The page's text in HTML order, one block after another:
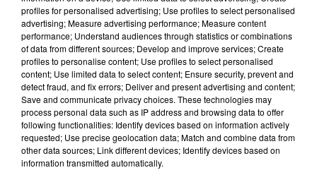
profiles for personalised advertising; Use profiles to select personalised
advertising; Measure advertising performance; Measure content
performance; Understand audiences through statistics or combinations
of data from different sources; Develop and improve services; Create
profiles to personalise content; Use profiles to select personalised
content; Use limited data to select content; Ensure security, prevent and
detect fraud, and fix errors; Deliver and present advertising and content;
Save and communicate privacy choices. These technologies may
process personal data such as IP address and browsing data to offer
following functionalities: Identify devices based on information actively
requested; Use precise geolocation data; Match and combine data from
other data sources; Link different devices; Identify devices based on
information transmitted automatically.